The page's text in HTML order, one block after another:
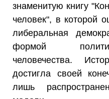
знаменитую книгу
человек", в которой
либеральная
формой
человечества.
достигла своей
лишь